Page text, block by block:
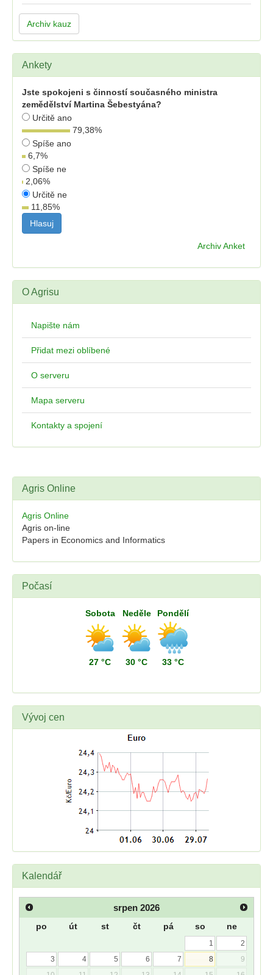
Archiv kauz
Ankety
Jste spokojeni s činností současného ministra
zemědělství Martina Šebestyána?
Určitě ano
79,38%
Spíše ano
6,7%
Spíše ne
2,06%
Určitě ne
11,85%
Archiv Anket
O Agrisu
Napište nám
Přidat mezi oblíbené
O serveru
Mapa serveru
Kontakty a spojení
Agris Online
Agris Online
Agris on-line
Papers in Economics and Informatics
Počasí
Sobota
27 °C
Neděle
30 °C
Pondělí
33 °C
Vývoj cen
Kalendář
srpen 2026
po út st čt pá so ne
1
2
3
4 5 6 7 8
9